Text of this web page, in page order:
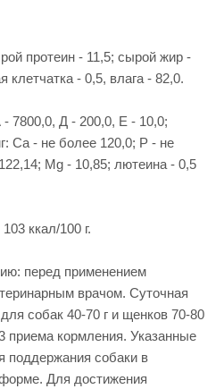
протеин - 11,5; сырой жир -
клетчатка - 0,5, влага - 82,0.
7800,0, Д - 200,0, Е - 10,0;
Са - не более 120,0; Р - не
Mg - 10,85; лютеина - 0,5
ккал/100 г.
перед применением
врачом. Суточная
собак 40-70 г и щенков 70-80
приема кормления. Указанные
поддержания собаки в
Для достижения